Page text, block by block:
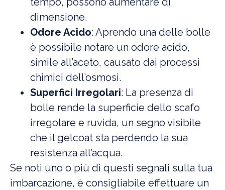
dimensione.
Odore Acido: Aprendo una delle bolle
è possibile notare un odore acido,
simile all’aceto, causato dai processi
chimici dell’osmosi.
Superfici Irregolari: La presenza di
bolle rende la superficie dello scafo
irregolare e ruvida, un segno visibile
che il gelcoat sta perdendo la sua
resistenza all’acqua.
Se noti uno o più di questi segnali sulla tua
imbarcazione, è consigliabile effettuare un